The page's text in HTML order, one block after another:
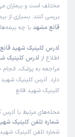
دکتر محمود توکلی
پذیرش خوب
اقدس
این پزشک را
زمان انتظار:15-45 دقیقه
مختلف است و بیماران
بررسی کنند. بسیاری از
قانع مشهد با چه
آدرس کلینیک شهید
اطلاع از آدرس کلینیک
مراجعه به پزشک، انجام
کلینیک شهید قانع
محله‌های مرتبط با
شماره تلفن کلینیک
شماره تلفن کلینیک